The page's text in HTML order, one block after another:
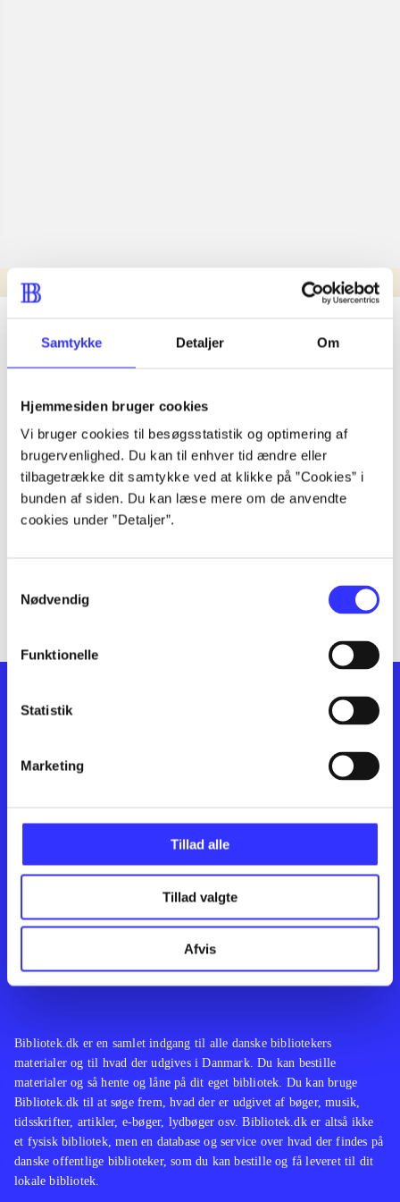
Samtykke Detaljer Om
Hjemmesiden bruger cookies
Vi bruger cookies til besøgsstatistik og optimering af
brugervenlighed. Du kan til enhver tid ændre eller
tilbagetrække dit samtykke ved at klikke på ”Cookies” i
bunden af siden. Du kan læse mere om de anvendte
cookies under ”Detaljer”.
Nødvendig
Funktionelle
Statistik
Marketing
Tillad alle
Tillad valgte
Afvis
Nyhed
lorem ipsum dolor sit amet ...
lorem ipsum dolor sit amet ...
lorem ipsum dolor sit amet ...
lorem ipsum dolor sit amet ...
lorem ipsum dolor sit amet ...
lorem ipsum dolor sit amet ...
lorem ipsum dolor sit amet ...
Feedback
Bibliotek.dk er en samlet indgang til alle danske bibliotekers
materialer og til hvad der udgives i Danmark. Du kan bestille
materialer og så hente og låne på dit eget bibliotek. Du kan bruge
Bibliotek.dk til at søge frem, hvad der er udgivet af bøger, musik,
tidsskrifter, artikler, e-bøger, lydbøger osv. Bibliotek.dk er altså ikke
et fysisk bibliotek, men en database og service over hvad der findes på
danske offentlige biblioteker, som du kan bestille og få leveret til dit
lokale bibliotek.
Kontakt os
English
Artikler
Film
Musik
Noder